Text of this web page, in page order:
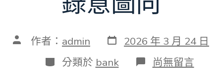
文 作者： admin 發
表
日
期
2026 年 3 月 24 日
分
類
分類於 bank 在
〈到
尚無留言